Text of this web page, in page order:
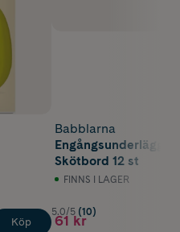
Köp
Babblarna
Engångsunderlägg
Skötbord 12 st
FINNS I LAGER
5.0/5 (10)
61 kr